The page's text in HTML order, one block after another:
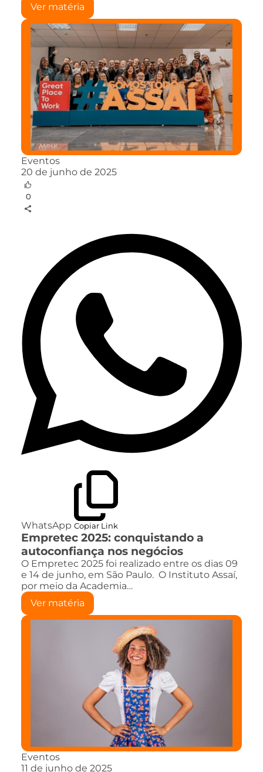
Ver matéria
Eventos
20 de junho de 2025
0
WhatsApp Copiar Link
Empretec 2025: conquistando a
autoconfiança nos negócios
O Empretec 2025 foi realizado entre os dias 09
e 14 de junho, em São Paulo. O Instituto Assaí,
por meio da Academia…
Ver matéria
Eventos
11 de junho de 2025